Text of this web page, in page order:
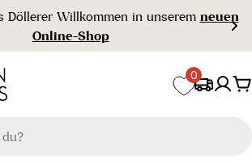
Döllerer Willkommen in unserem neuen
Online-Shop
0